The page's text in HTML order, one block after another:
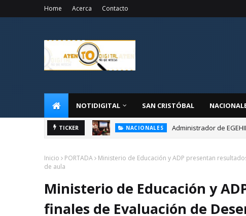
Home Acerca Contacto
NOTIDIGITAL SAN CRISTÓBAL
TICKER NACIONALES Administrador de
Inicio PORTADA
Ministerio de Educación y ADP presentan
de aula
Ministerio de Educación y
finales de Evaluación de